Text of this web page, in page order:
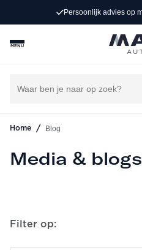
MENU
Home / Blog
Media & blogs
Filter op: